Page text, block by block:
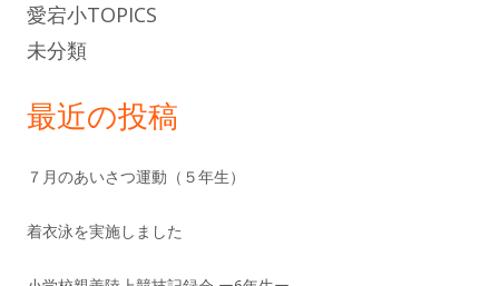
愛宕小TOPICS
未分類
最近の投稿
７月のあいさつ運動（５年生）
着衣泳を実施しました